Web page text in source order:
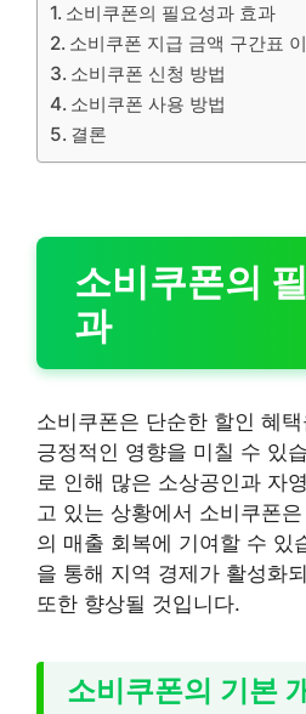
소비쿠폰의 필요성과 효과
소비쿠폰 지급 금액 구간표
소비쿠폰 신청 방법
소비쿠폰 사용 방법
결론
소비쿠폰의
과
소비쿠폰은 단순한 할인 혜
긍정적인 영향을 미칠 수 있
로 인해 많은 소상공인과 자
고 있는 상황에서 소비쿠폰
의 매출 회복에 기여할 수 있
을 통해 지역 경제가 활성화
또한 향상될 것입니다.
소비쿠폰의 기본